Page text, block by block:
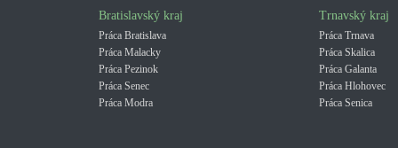
Bratislavský kraj
Práca Bratislava
Práca Malacky
Práca Pezinok
Práca Senec
Práca Modra
Trnavský kraj
Práca Trnava
Práca Skalica
Práca Galanta
Práca Hlohovec
Práca Senica